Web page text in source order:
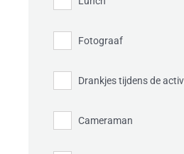
Fotograaf
Drankjes tijdens de
Cameraman